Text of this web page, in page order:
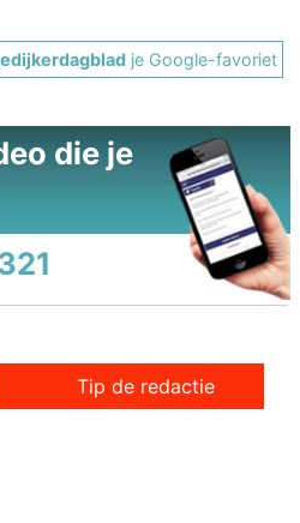
je Google-favoriet
die je
Tip de redactie